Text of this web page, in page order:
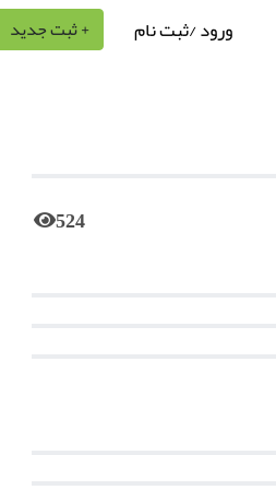
ورود /ثبت نام + ثبت جدید
524